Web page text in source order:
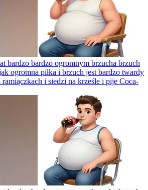
bardzo bardzo ogromnym brzucha brzuch
ogromna piłka i brzuch jest bardzo twardy
i siedzi na krześle i pije Coca-